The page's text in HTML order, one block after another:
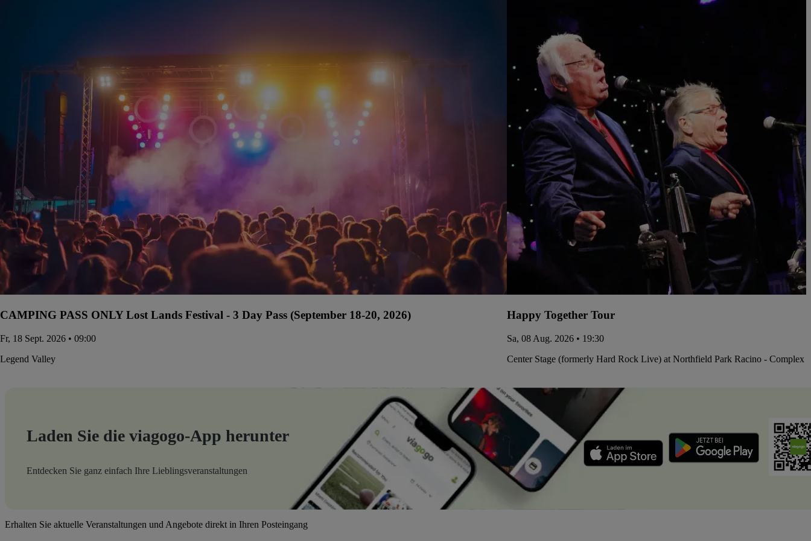
CAMPING PASS ONLY Lost Lands Festival - 3 Day Pass (September 18-20, 2026)
Fr, 18 Sept. 2026 • 09:00
Legend Valley
Happy Together Tour
Sa, 08 Aug. 2026 • 19:30
Center Stage (formerly Hard Rock Live) at Northfield Park Racino - Complex
Laden Sie die viagogo-App herunter
Entdecken Sie ganz einfach Ihre Lieblingsveranstaltungen
Erhalten Sie aktuelle Veranstaltungen und Angebote direkt in Ihren Posteingang